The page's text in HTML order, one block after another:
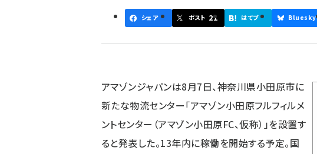
シェア ポスト 21 はてブ Bluesky
アマゾンジャパンは8月7日、神奈川県小田原市に
新たな物流センター「アマゾン小田原フルフィルメ
ントセンター（アマゾン小田原FC、仮称）」を設置す
ると発表した。13年内に稼働を開始する予定。国